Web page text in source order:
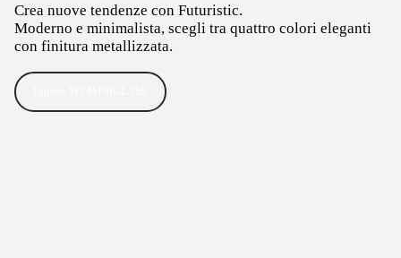
Crea nuove tendenze con Futuristic.
Moderno e minimalista, scegli tra quattro colori eleganti
con finitura metallizzata.